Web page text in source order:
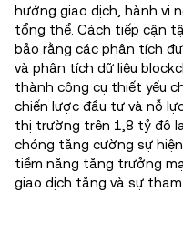
hướng giao dịch, hành vi
tổng thể. Cách tiếp cận
bảo rằng các phân tích
và phân tích dữ liệu
thành công cụ thiết yếu
chiến lược đầu tư và nỗ
thị trường trên 1,8 tỷ đô
chóng tăng cường sự
tiềm năng tăng trưởng
giao dịch tăng và sự tham